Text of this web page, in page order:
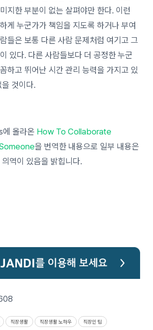
지한 부분이 없는 살펴야만 한다. 이런
게 누군가가 책임을 지도록 하거나 부여
들은 보통 다른 사람 문제처럼 여기고 그
있다. 다른 사람들보다 더 공정한 누군
하고 뛰어난 시간 관리 능력을 가지고 있
것이다.
올라온 How To Collaborate
을 번역한 내용으로 일부 내용은
역이 있음을 밝힙니다.
직장생활 직장생활 노하우 직장인 팁